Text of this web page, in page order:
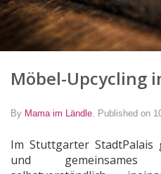
Möbel-Upcycling
By Mama im Ländle Published on
Im Stuttgarter
und gemeinsames